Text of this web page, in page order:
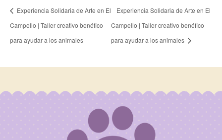
Experiencia Solidaria de Arte en El
Campello | Taller creativo benéfico
para ayudar a los animales
Experiencia Solidaria de Arte en El
Campello | Taller creativo benéfico
para ayudar a los animales